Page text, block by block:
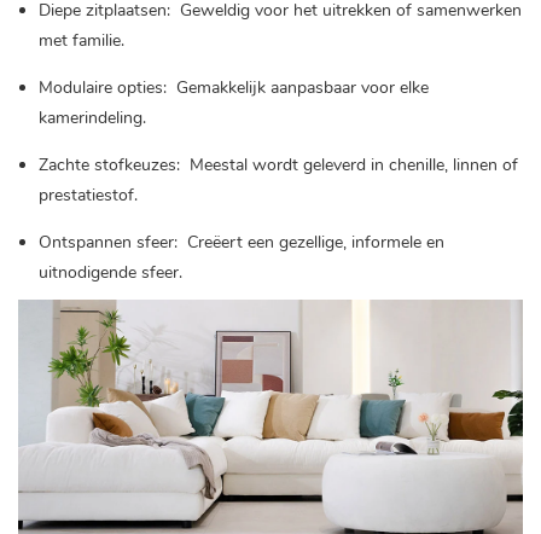
Diepe zitplaatsen: Geweldig voor het uitrekken of samenwerken
met familie.
Modulaire opties: Gemakkelijk aanpasbaar voor elke
kamerindeling.
Zachte stofkeuzes: Meestal wordt geleverd in chenille, linnen of
prestatiestof.
Ontspannen sfeer: Creëert een gezellige, informele en
uitnodigende sfeer.